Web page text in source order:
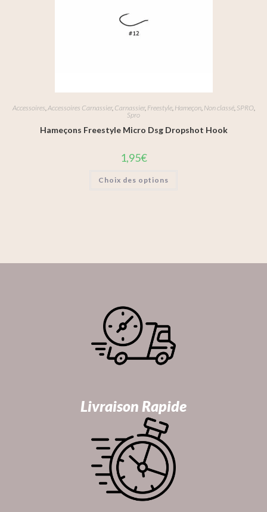
Accessoires Accessoires Carnassier, Carnassier, Freestyle, Hameçon, Non classé, SPRO,
Spro
Hameçons Freestyle Micro Dsg Dropshot Hook
1,95€
Choix des options
Livraison Rapide